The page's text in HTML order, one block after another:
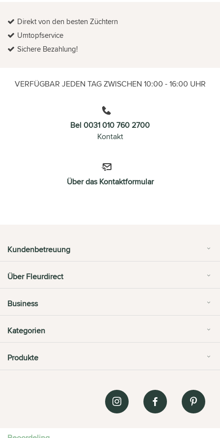
Direkt von den besten Züchtern
Umtopfservice
Sichere Bezahlung!
VERFÜGBAR JEDEN TAG ZWISCHEN 10:00 - 16:00 UHR
Bel 0031 010 760 2700
Kontakt
Über das Kontaktformular
Kundenbetreuung
Über Fleurdirect
Business
Kategorien
Produkte